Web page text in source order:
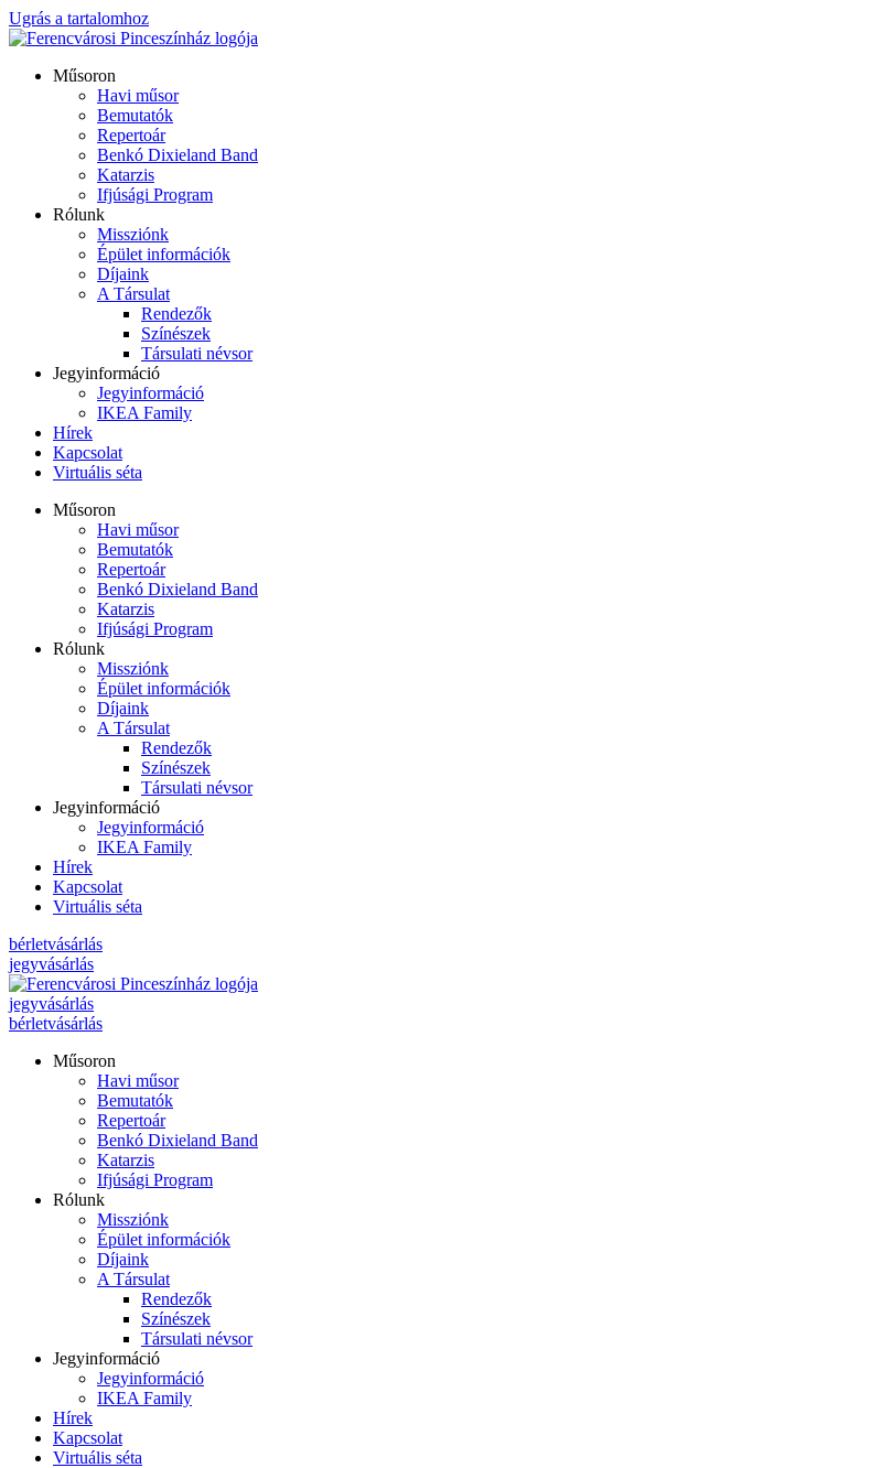
Ugrás a tartalomhoz
Műsoron
Havi műsor
Bemutatók
Repertoár
Benkó Dixieland Band
Katarzis
Ifjúsági Program
Rólunk
Missziónk
Épület információk
Díjaink
A Társulat
Rendezők
Színészek
Társulati névsor
Jegyinformáció
Jegyinformáció
IKEA Family
Hírek
Kapcsolat
Virtuális séta
Műsoron
Havi műsor
Bemutatók
Repertoár
Benkó Dixieland Band
Katarzis
Ifjúsági Program
Rólunk
Missziónk
Épület információk
Díjaink
A Társulat
Rendezők
Színészek
Társulati névsor
Jegyinformáció
Jegyinformáció
IKEA Family
Hírek
Kapcsolat
Virtuális séta
bérletvásárlás
jegyvásárlás
jegyvásárlás
bérletvásárlás
Műsoron
Havi műsor
Bemutatók
Repertoár
Benkó Dixieland Band
Katarzis
Ifjúsági Program
Rólunk
Missziónk
Épület információk
Díjaink
A Társulat
Rendezők
Színészek
Társulati névsor
Jegyinformáció
Jegyinformáció
IKEA Family
Hírek
Kapcsolat
Virtuális séta